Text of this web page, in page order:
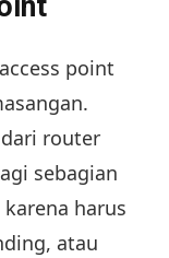
point
router
sebagian
harus
atau